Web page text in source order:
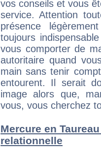
vos conseils et vous
service. Attention
présence
toujours
vous comporter de
autoritaire quand
main sans tenir
entourent. Il serait
image alors que,
vous, vous cherchez
Mercure en
relationnelle